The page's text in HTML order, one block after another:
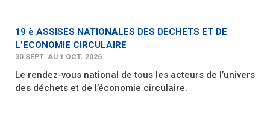
19 è ASSISES NATIONALES DES DECHETS ET DE
L’ECONOMIE CIRCULAIRE
30 SEPT. AU 1 OCT. 2026
Le rendez-vous national de tous les acteurs de l’univers
des déchets et de l’économie circulaire.